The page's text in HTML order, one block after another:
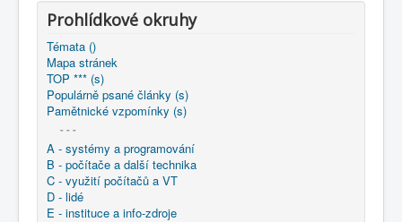
COBOL
O nás
Úvod
větší souhrnné komplety
Programování/Tsw Ostrava
2008 - Tvorba softwaru Ostrava
2008 - Programming language C.C
Prohlídkové okruhy
Témata ()
Mapa stránek
TOP *** (s)
Populárně psané články (s)
Pamětnické vzpomínky (s)
- - -
A - systémy a programování
B - počítače a další technika
C - využití počítačů a VT
D - lidé
E - instituce a info-zdroje